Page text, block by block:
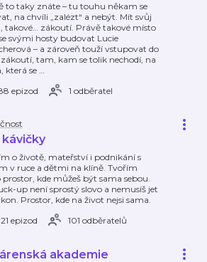
to taky znáte – tu touhu někam se
na chvíli „zalézt“ a nebýt. Mít svůj
takové… zákoutí. Právě takové místo
svými hosty budovat Lucie
– a zároveň touží vstupovat do
zákoutí, tam, kam se tolik nechodí, na
která se…
epizod
1 odběratel
kávičky
o životě, mateřství i podnikání s
v ruce a dětmi na klíně. Tvořím
prostor, kde můžeš být sama sebou.
up není sprostý slovo a nemusíš jet
Prostor, kde na život nejsi sama.
epizod
101 odběratelů
akademie